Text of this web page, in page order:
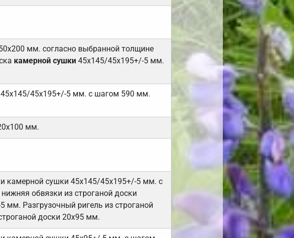
мм. согласно выбранной толщине
камерной сушки45х145/45х195+/-5 мм.
45х145/45х195+/-5 мм. с шагом 590 мм.
мм.
камерной сушки 45х145/45х195+/-5 мм. с
обвязки из строганой доски
Разгрузочный ригель из строганой
доски 20х95 мм.